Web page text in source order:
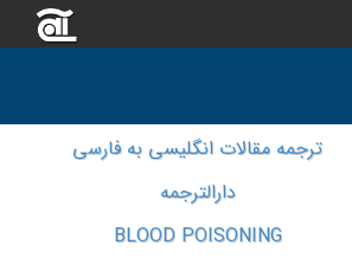
ترجمه مقالات انگلیسی به فارسی
دارالترجمه
BLOOD POISONING